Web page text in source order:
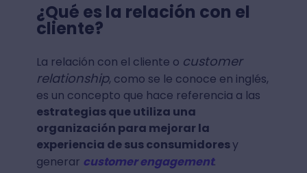
¿Qué es la relación con el
cliente?
La relación con el cliente o customer
relationship, como se le conoce en inglés,
es un concepto que hace referencia a las
estrategias que utiliza una
organización para mejorar la
experiencia de sus consumidoresy
generar customer engagement.